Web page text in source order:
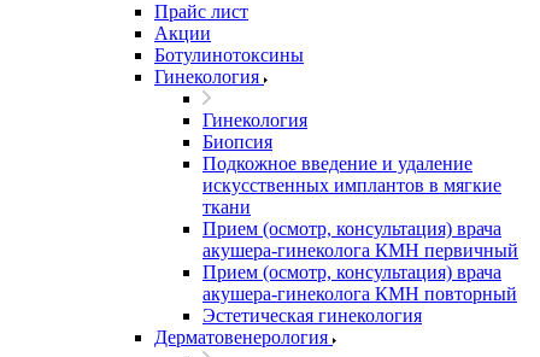
Прайс лист
Акции
Ботулинотоксины
Гинекология
Гинекология
Биопсия
Подкожное введение и удаление
искусственных имплантов в мягкие
ткани
Прием (осмотр, консультация) врача
акушера-гинеколога КМН первичный
Прием (осмотр, консультация) врача
акушера-гинеколога КМН повторный
Эстетическая гинекология
Дерматовенерология